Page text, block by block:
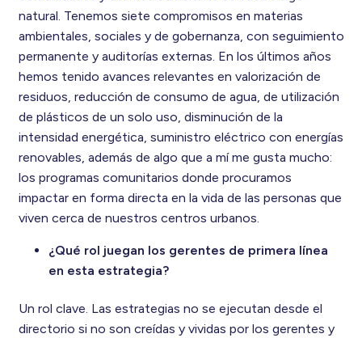
natural. Tenemos siete compromisos en materias
ambientales, sociales y de gobernanza, con seguimiento
permanente y auditorías externas. En los últimos años
hemos tenido avances relevantes en valorización de
residuos, reducción de consumo de agua, de utilización
de plásticos de un solo uso, disminución de la
intensidad energética, suministro eléctrico con energías
renovables, además de algo que a mí me gusta mucho:
los programas comunitarios donde procuramos
impactar en forma directa en la vida de las personas que
viven cerca de nuestros centros urbanos.
¿Qué rol juegan los gerentes de primera línea
en esta estrategia?
Un rol clave. Las estrategias no se ejecutan desde el
directorio si no son creídas y vividas por los gerentes y